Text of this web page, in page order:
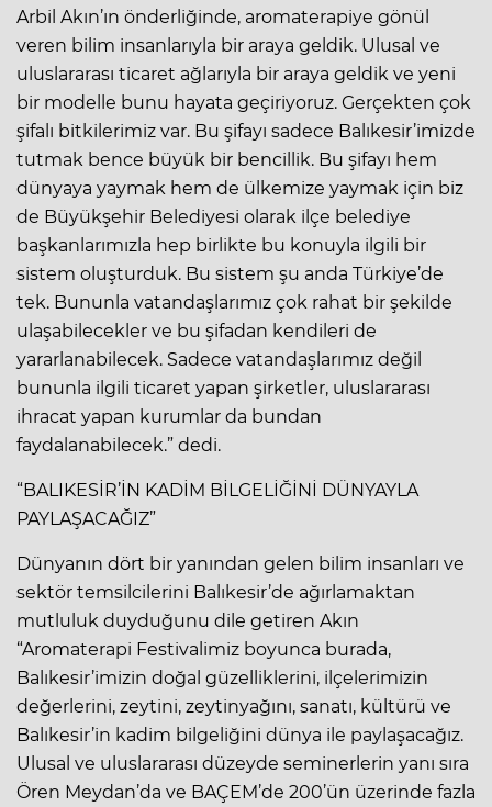
Arbil Akın’ın önderliğinde, aromaterapiye gönül
veren bilim insanlarıyla bir araya geldik. Ulusal ve
uluslararası ticaret ağlarıyla bir araya geldik ve yeni
bir modelle bunu hayata geçiriyoruz. Gerçekten çok
şifalı bitkilerimiz var. Bu şifayı sadece Balıkesir’imizde
tutmak bence büyük bir bencillik. Bu şifayı hem
dünyaya yaymak hem de ülkemize yaymak için biz
de Büyükşehir Belediyesi olarak ilçe belediye
başkanlarımızla hep birlikte bu konuyla ilgili bir
sistem oluşturduk. Bu sistem şu anda Türkiye’de
tek. Bununla vatandaşlarımız çok rahat bir şekilde
ulaşabilecekler ve bu şifadan kendileri de
yararlanabilecek. Sadece vatandaşlarımız değil
bununla ilgili ticaret yapan şirketler, uluslararası
ihracat yapan kurumlar da bundan
faydalanabilecek.” dedi.
“BALIKESİR’İN KADİM BİLGELİĞİNİ DÜNYAYLA
PAYLAŞACAĞIZ”
Dünyanın dört bir yanından gelen bilim insanları ve
sektör temsilcilerini Balıkesir’de ağırlamaktan
mutluluk duyduğunu dile getiren Akın
“Aromaterapi Festivalimiz boyunca burada,
Balıkesir’imizin doğal güzelliklerini, ilçelerimizin
değerlerini, zeytini, zeytinyağını, sanatı, kültürü ve
Balıkesir’in kadim bilgeliğini dünya ile paylaşacağız.
Ulusal ve uluslararası düzeyde seminerlerin yanı sıra
Ören Meydan’da ve BAÇEM’de 200’ün üzerinde fazla